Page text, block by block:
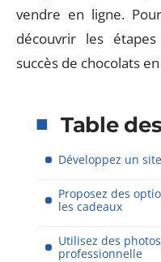
vendre en ligne.
découvrir les
succès de chocolats
Table
Développez un
Proposez des
les cadeaux
Utilisez des
professionnelle